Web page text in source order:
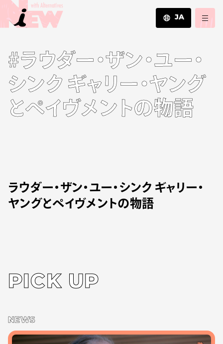
JA
ZH
#ラウダー・ザン・ユー・
シンク ギャリー・ヤング
とペイヴメントの物語
ラウダー・ザン・ユー・シンク ギャリー・
ヤングとペイヴメントの物語
PICK UP
NEWS